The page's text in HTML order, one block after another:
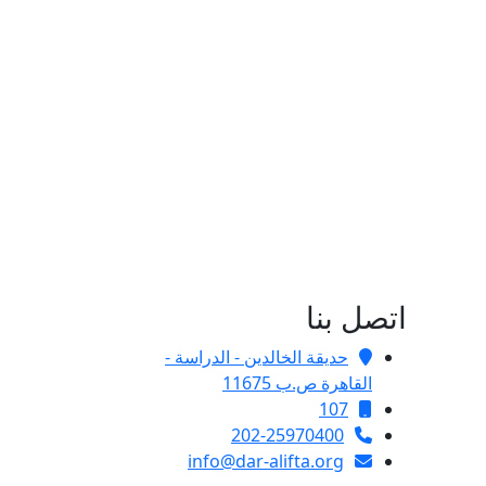
اتصل بنا
حديقة الخالدين - الدراسة -
القاهرة ص.ب 11675
107
202-25970400
info@dar-alifta.org